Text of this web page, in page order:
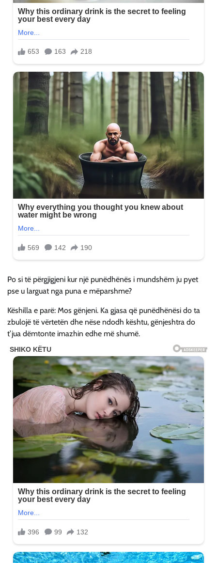
Po si të përgjigjeni kur një punëdhënës i mundshëm ju pyet
pse u larguat nga puna e mëparshme?
Këshilla e parë: Mos gënjeni. Ka gjasa që punëdhënësi do ta
zbulojë të vërtetën dhe nëse ndodh kështu, gënjeshtra do
t’jua dëmtonte imazhin edhe më shumë.